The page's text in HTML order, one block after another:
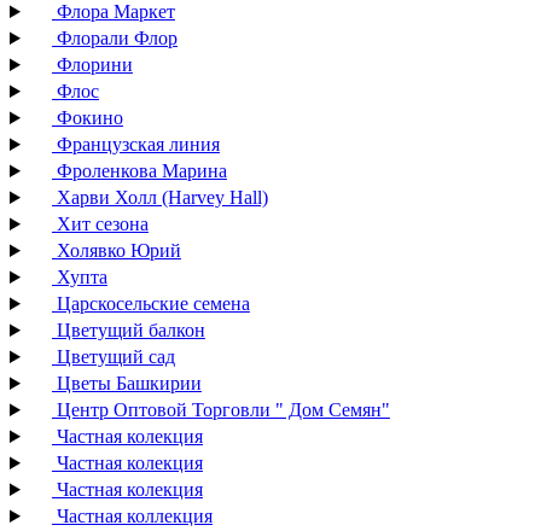
Флора Маркет
Флорали Флор
Флорини
Флос
Фокино
Французская линия
Фроленкова Марина
Харви Холл (Harvey Hall)
Хит сезона
Холявко Юрий
Хупта
Царскосельские семена
Цветущий балкон
Цветущий сад
Цветы Башкирии
Центр Оптовой Торговли " Дом Семян"
Частная колекция
Частная колекция
Частная колекция
Частная коллекция